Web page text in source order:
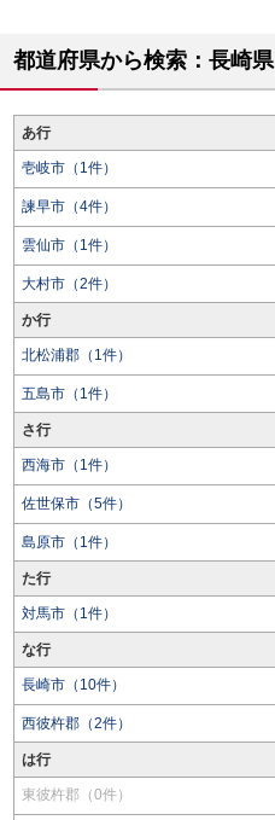
都道府県から検索：長崎県
あ行
壱岐市（1件）
諫早市（4件）
雲仙市（1件）
大村市（2件）
か行
北松浦郡（1件）
五島市（1件）
さ行
西海市（1件）
佐世保市（5件）
島原市（1件）
た行
対馬市（1件）
な行
長崎市（10件）
西彼杵郡（2件）
は行
東彼杵郡（0件）